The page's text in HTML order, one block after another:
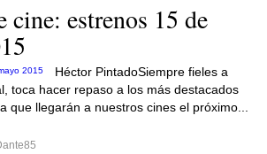
cine: estrenos 15 de
Héctor PintadoSiempre fieles a
toca hacer repaso a los más destacados
que llegarán a nuestros cines el próximo...